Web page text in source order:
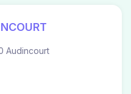
Audincourt